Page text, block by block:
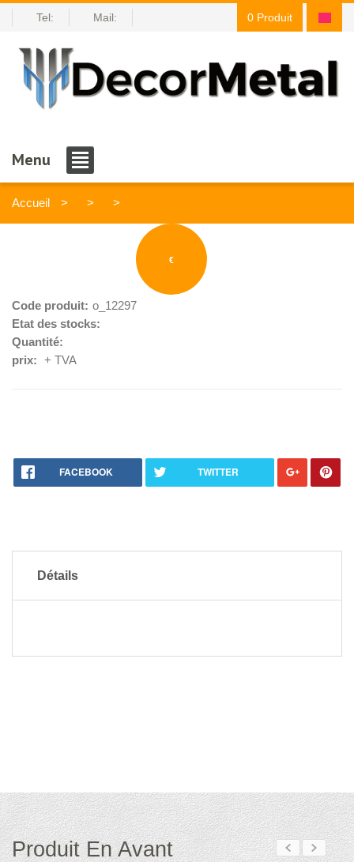
Tel: Mail: 0 Produit
Menu
Accueil
€
Code produit: o_12297
Etat des stocks:
Quantité:
prix: + TVA
FACEBOOK TWITTER
Détails
Produit En Avant